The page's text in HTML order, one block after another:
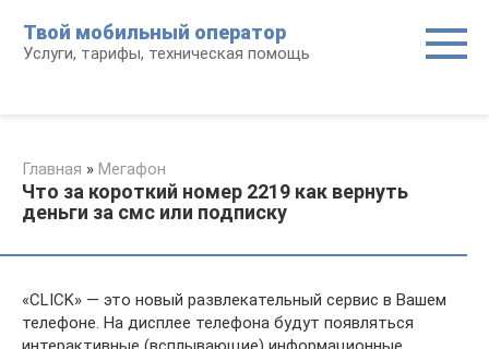
контенту
Твой мобильный оператор
Услуги, тарифы, техническая помощь
Главная » Мегафон
Что за короткий номер 2219 как вернуть
деньги за смс или подписку
«CLICK» — это новый развлекательный сервис в Вашем
телефоне. На дисплее телефона будут появляться